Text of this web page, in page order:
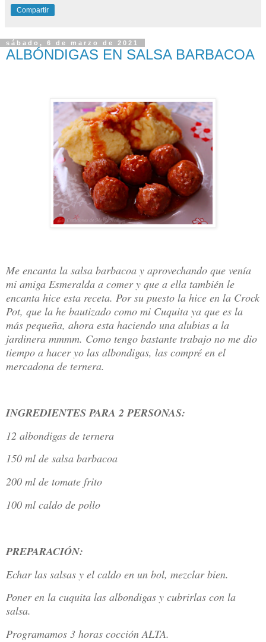
Compartir
sábado, 6 de marzo de 2021
ALBÓNDIGAS EN SALSA BARBACOA
Me encanta la salsa barbacoa y aprovechando que venía
mi amiga Esmeralda a comer y que a ella también le
encanta hice esta receta. Por su puesto la hice en la Crock
Pot, que la he bautizado como mi Cuquita ya que es la
más pequeña, ahora esta haciendo una alubias a la
jardinera mmmm. Como tengo bastante trabajo no me dio
tiempo a hacer yo las albondigas, las compré en el
mercadona de ternera.
INGREDIENTES PARA 2 PERSONAS:
12 albondigas de ternera
150 ml de salsa barbacoa
200 ml de tomate frito
100 ml caldo de pollo
PREPARACIÓN:
Echar las salsas y el caldo en un bol, mezclar bien.
Poner en la cuquita las albondigas y cubrirlas con la
salsa.
Programamos 3 horas cocción ALTA.